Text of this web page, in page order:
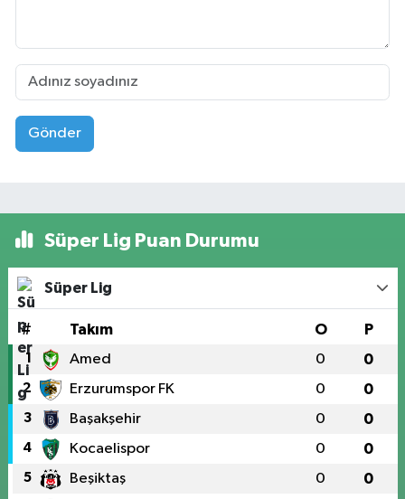
Gönder
Süper Lig Puan Durumu
Süper Lig
# Takım O P
1 Amed 0 0
2 Erzurumspor FK 0 0
3 Başakşehir 0 0
4 Kocaelispor 0 0
5 Beşiktaş 0 0